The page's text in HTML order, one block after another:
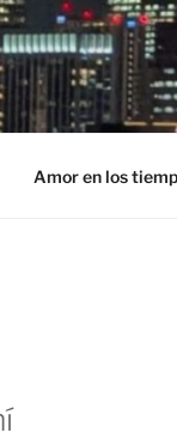
Amor en los